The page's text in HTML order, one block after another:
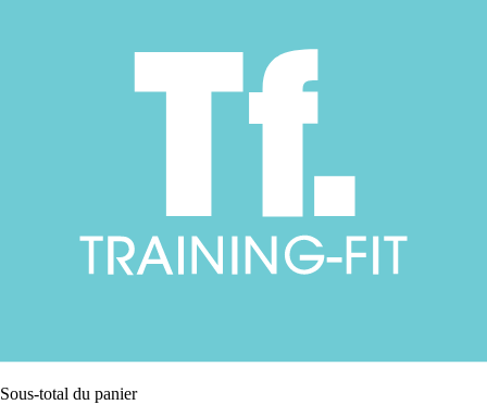
Sous-total du panier